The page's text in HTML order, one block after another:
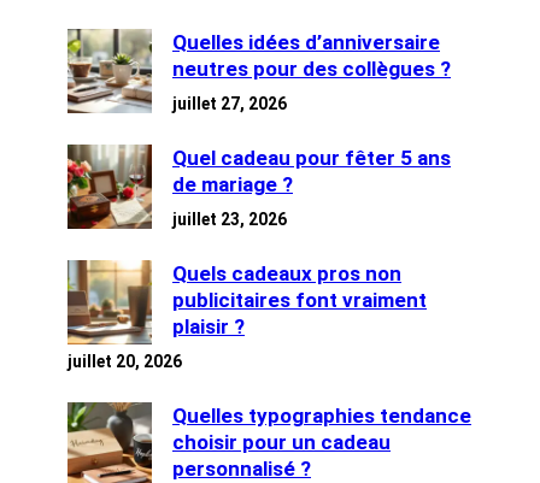
Quelles idées d’anniversaire
neutres pour des collègues ?
juillet 27, 2026
Quel cadeau pour fêter 5 ans
de mariage ?
juillet 23, 2026
Quels cadeaux pros non
publicitaires font vraiment
plaisir ?
juillet 20, 2026
Quelles typographies tendance
choisir pour un cadeau
personnalisé ?